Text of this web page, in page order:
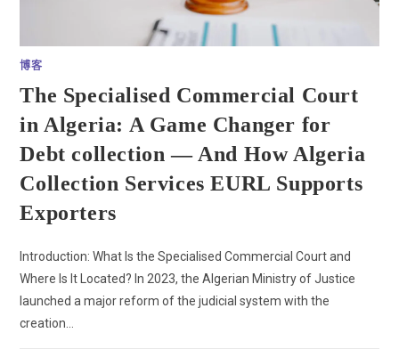
博客
The Specialised Commercial Court
in Algeria: A Game Changer for
Debt collection — And How Algeria
Collection Services EURL Supports
Exporters
Introduction: What Is the Specialised Commercial Court and
Where Is It Located? In 2023, the Algerian Ministry of Justice
launched a major reform of the judicial system with the
creation…